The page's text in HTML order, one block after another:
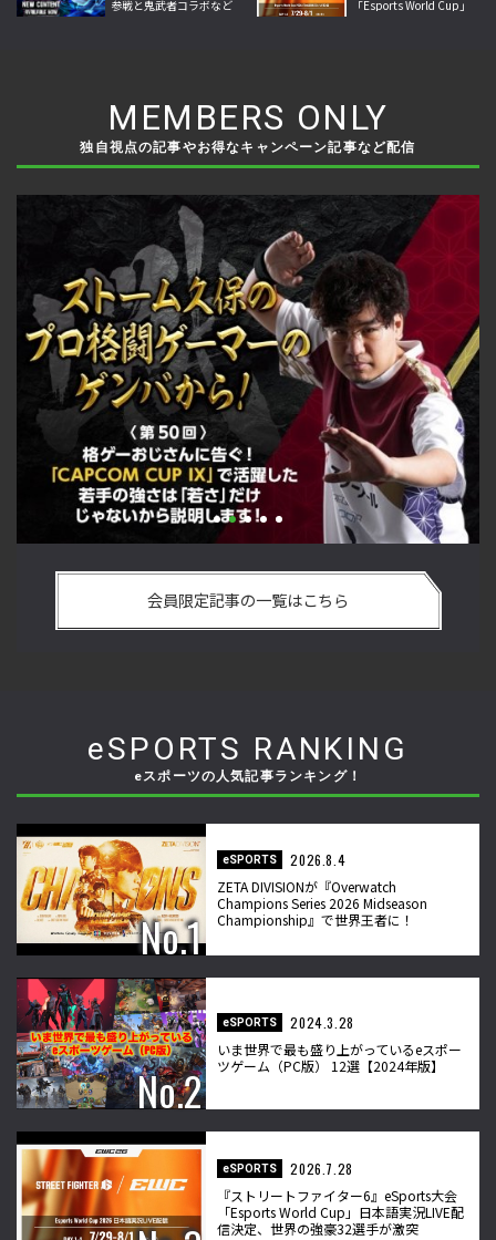
参戦と鬼武者コラボなど
「Esports World Cup」
MEMBERS ONLY
独自視点の記事やお得なキャンペーン記事など配信
の強さは 「若さ」だけじゃないから説明します！【ストーム
久保のプロ格闘ゲーマーのゲンバから！ 第50回】
会員限定記事の一覧はこちら
eSPORTS RANKING
eスポーツの人気記事ランキング！
eSPORTS
2026.8.4
ZETA DIVISIONが『Overwatch
Champions Series 2026 Midseason
Championship』で世界王者に！
eSPORTS
2024.3.28
いま世界で最も盛り上がっているeスポー
ツゲーム（PC版） 12選【2024年版】
eSPORTS
2026.7.28
『ストリートファイター6』eSports大会
「Esports World Cup」日本語実況LIVE配
信決定、世界の強豪32選手が激突